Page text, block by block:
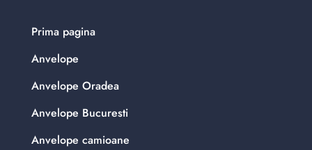
Prima pagina
Anvelope
Anvelope Oradea
Anvelope Bucuresti
Anvelope camioane